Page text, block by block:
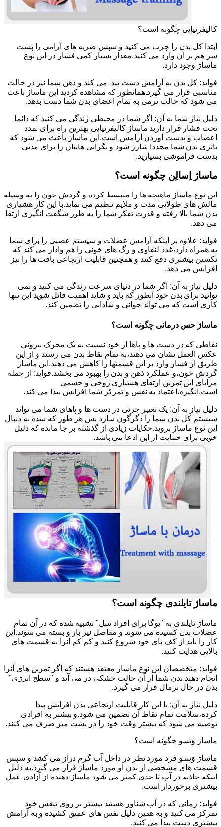
کالیفرنیایی چگونه است؟
ابتدا کل بدن را چرب می کنید و سپس ضربه های آرامی را پشت
سر هم بر آن وارد می کنید.مقدار بسیار کمی فشار در این نوع
ماساژ وجود دارد.
فواید: کل بدن به آرامش دست پیدا می کند و ذهن شما نیز در حالت
مناسبی قرار می گیرد.همانطور که مشاهده کردید این ماساژ باعث
می شود که حالت نرمی به تمام اعضای بدن شما دست بدهد.
دلیل نیاز شما به آن: اگر شما در محیطی زندگی می کنید که دائما
تحت فشار قرار دارید ماساژ کالیفرنیایی بهترین راه برای تمدد
اعصاب و بدست آوردن آرامش است.این ماساژ باعث می شود که
باتری بدن شما مجددا شارژ شود و نگرانی هایتان را برای مدتی
بدست فراموشی بسپارید.
ماساژ اِسالِن چگونه است؟
این نوع ماساژ ماهیچه ها را منبسط کرده و گردش خون را به وسیله
مالش های طولانی مدت و ملایم تنظیم می نماید.با این کار هشیاری
بدن شما بالا رفته و قدرت تفکر شما را به طرز شگفت انگیزی ارتقا
می دهد.
فواید: علاوه بر اینکه آرامش عضلات و سیستم عصبی را برای شما
به همراه دارد،غدد لنفاوی و رگ های خونی را هم وادار می کند که
تکسین بیشتری دفع کنند و همچنین قابلیت ارتجاعی بافت ها را نیز
افزایش می دهد.
دلیل نیاز به آن: اگر شما در دنیای سرعت زندگی می کنید و نمی
توانید برای بدن خود آنطور که باید و شاید اهمیت قائل شوید این تنها
کاری است که می تواند جوانی و شادابی را تضمین کند.
ماساژ حس درمانی چگونه است؟
نقاطی که در دست ها و پاها از خود نسبت به یک محرک بیرونی
عکس العمل نشان می دهند،به تمام نقاط بدن می رسند و از این
طریق از فشار وارد بر این قسمتها را کاهش می دهند.این ماساژ
گردش خون،و عملکرد ذهن و بدن را بهبود می بخشد.فواید: از جمله
مزایای این تمرین ارتقای هشیاری روحی و جسمی
است.انگیزه،اعتماد به نفس و تمرکز شما افزایش پیدا می کند.
دلیل نیاز به آن: یک تغییر جزئی در دست ها و پاهای شما می تواند
سیستم کل بدن شما را دگرگون سازد پس هر طور که شده به دنبال
این نوع ماساژ بروید.حکایات زیادی از گذشته بر جا مانده که دلیل
خوبی برای حمایت از این ادعا می باشد.
ماساژ تایلندی چگونه است؟
ماساژ تایلندی به "یوگا برای افراد تنبل" تشبیه شده که در آن تمام
عضلات بدن کشیده می شوند و مفاصل نیز باز و بسته می شوند.این
کار را باید از کف پای خود شروع کنید و کم کم آنرا به قسمت های
بالایی هدایت کنید.
فواید: متخصصان این نوع ماساژ معتقد هستند که اگر تمرین های آنرا
انجام دهید،بدن شما از آن حالت خشکی در می آید و "سطح انرژی"
بدن در حال نرمال قرار می گیرد.
دلیل نیاز به آن: با این کار قابلیت ارتجاعی بدن افزایش پیدا
کرده،سلامت تمام نقاط آن تضمین می شود.و بیشتر به افرادی
توصیه می شود که بیشتر وقت خود را در پشت میز صرف می کنند.
ماساژ وَتسو چگونه است؟
ماساژ وَتسو فرد مورد نظر در داخل آب گرم دراز می کشد و سپس
قسمت های مشخصی از بدن او مورد ماساژ قرار می گیرد.به دلیل
اینکه جاذبه در آب تا حدی کمتر می شود ماساژ دهنده از آزادی عمل
بیشتری برخوردار است.
فواید: زمانی که در آب شناور هستید بیشتر بر روی تنفس خود
تمرکز می کنید و به همین دلیل نفس های عمیق کشیده و به آرامش
بیشتری دست پیدا می کنید.